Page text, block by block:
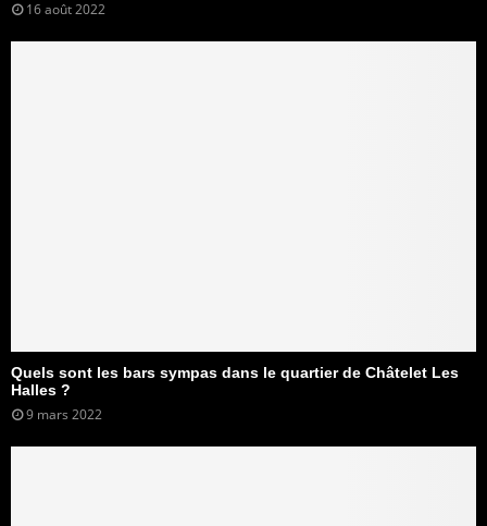
16 août 2022
Quels sont les bars sympas dans le quartier de Châtelet Les
Halles ?
9 mars 2022